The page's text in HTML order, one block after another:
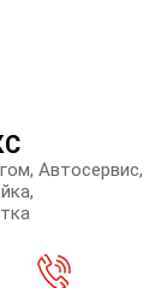
Автосервис,